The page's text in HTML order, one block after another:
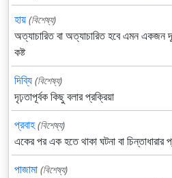
হায় (বিশেষ্য)
অত্যাচারিত বা অত্যাচারিত হবে এমন একজন
কষ্ট
দিব্যি (বিশেষ্য)
দৃঢ়তাপূর্বক কিছু বলার প্রক্রিয়া
প্রবাহ (বিশেষ্য)
একের পর এক হতে থাকা ঘটনা বা চিন্তাধারার
পাজামা (বিশেষ্য)